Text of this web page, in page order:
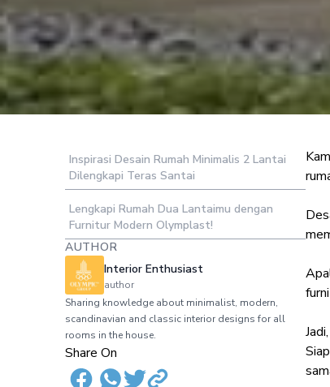
5 Desain
Inspirasi Desain Rumah Minimalis 2 Lantai
Dilengkapi Teras Santai
Lengkapi Rumah Dua Lantaimu dengan
Furnitur Modern Olymplast!
AUTHOR
Interior Enthusiast
author
Sharing knowledge about minimalist, modern,
scandinavian and classic interior designs for all
rooms in the house.
Share On